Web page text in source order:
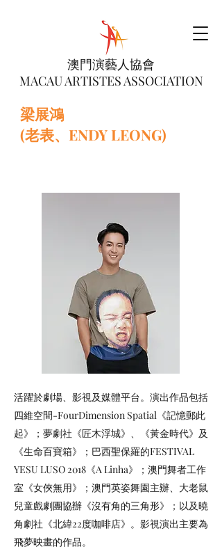
澳門演藝人協會
MACAU ARTISTES ASSOCIATION
梁展鴻
(老表、ENDY LEONG)
活躍於劇場、影視及媒體平台。演出作品包括
四維空間-FourDimension Spatial《記憶郵此
起》；夢劇社《匠木浮城》、《黃金時代》及
《生命百寶箱》；巴西聖保羅的FESTIVAL
YESU LUSO 2018《A Linha》；澳門舞者工作
室《女俠無用》；澳門英姿舞園主辦、大老鼠
兒童戲劇團協辦《沒有角的三角形》；以及曉
角劇社《北緯22度咖啡店》。影視演出主要為
飛夢映畫的作品。